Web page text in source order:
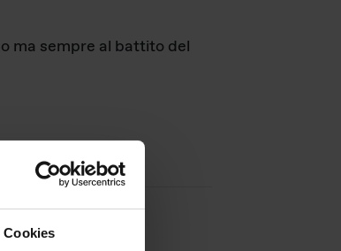
Cookies
ma sempre al battito del